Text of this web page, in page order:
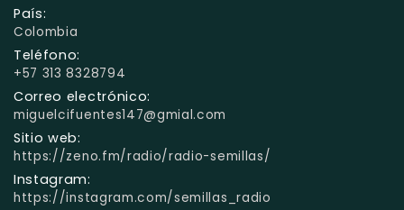
País:
Colombia
Teléfono:
+57 313 8328794
Correo electrónico:
miguelcifuentes147@gmial.com
Sitio web:
https://zeno.fm/radio/radio-semillas/
Instagram:
https://instagram.com/semillas_radio